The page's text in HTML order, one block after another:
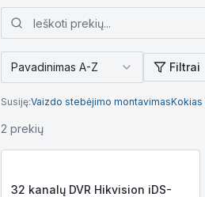
Pavadinimas A-Z Filtrai
Susiję:Vaizdo stebėjimo montavimasKokias
2 prekių
32 kanalų DVR Hikvision iDS-